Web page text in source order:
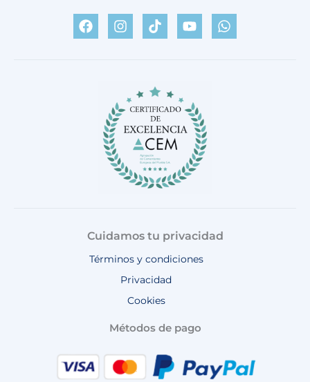
F
a
c
I
n
s
a
m
T
i
k
Y
o
u
W
h
a
Cuidamos tu privacidad
Términos y condiciones
Privacidad
Cookies
Métodos de pago